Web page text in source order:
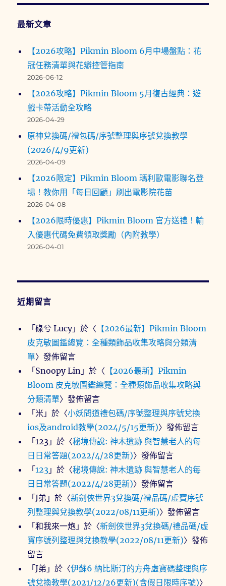
最新文章
【2026攻略】Pikmin Bloom 6月中場盤點：花
冠任務清單與花瓣控管指南
2026-06-12
【2026攻略】Pikmin Bloom 5月復古經典：遊
戲卡帶活動全攻略
2026-04-29
原神兌換碼/禮包碼/序號整理與序號兌換教學
(2026/4/9更新)
2026-04-09
【2026限定】Pikmin Bloom 瑪利歐電影聯名登
場！教你用「每日回顧」刷出電影院花苗
2026-04-08
【2026限時優惠】Pikmin Bloom 官方送禮！輸
入優惠代碼免費領取獎勵（內附教學）
2026-04-01
近期留言
「碌兮 Lucy」於〈 【2026最新】Pikmin Bloom
皮克敏圖鑑總覽：全種類飾品收集攻略與分類清
單〉發佈留言
「Snoopy Lin 」於〈 【2026最新】Pikmin
Bloom 皮克敏圖鑑總覽：全種類飾品收集攻略與
分類清單〉發佈留言
「米 」於〈小妖問道禮包碼/序號整理與序號兌換
ios及android教學(2024/5/15更新)〉發佈留言
「123 」於〈秘境傳說: 神木遺跡 與智慧老人的每
日日常答題(2022/4/28更新)〉發佈留言
「123 」於〈秘境傳說: 神木遺跡 與智慧老人的每
日日常答題(2022/4/28更新)〉發佈留言
「J弟 」於〈新劍俠世界3兌換碼/禮品碼/虛寶序號
列整理與兌換教學(2022/08/11更新)〉發佈留言
「和我來一炮 」於〈新劍俠世界3兌換碼/禮品碼/虛
寶序號列整理與兌換教學(2022/08/11更新)〉發佈
留言
「J弟 」於〈伊蘇6 納比斯汀的方舟虛寶碼整理與序
號兌換教學(2021/12/26更新)(含假日限時序號)〉